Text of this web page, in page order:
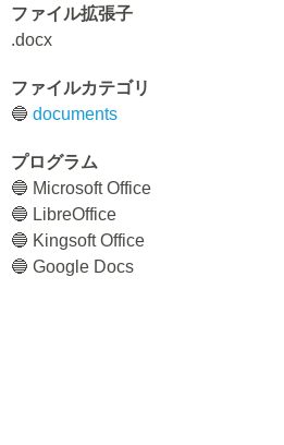
ファイル拡張子
.docx
ファイルカテゴリ
🔵 documents
プログラム
🔵 Microsoft Office
🔵 LibreOffice
🔵 Kingsoft Office
🔵 Google Docs